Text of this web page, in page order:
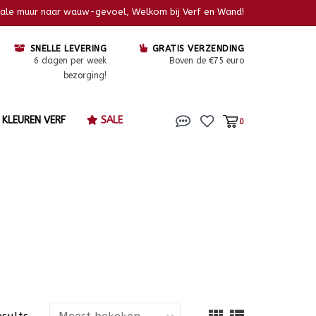
muur naar wauw-gevoel, Welkom bij Verf en Wand!
SNELLE LEVERING
6 dagen per week
bezorging!
GRATIS VERZENDING
Boven de €75 euro
KLEUREN VERF SALE 0